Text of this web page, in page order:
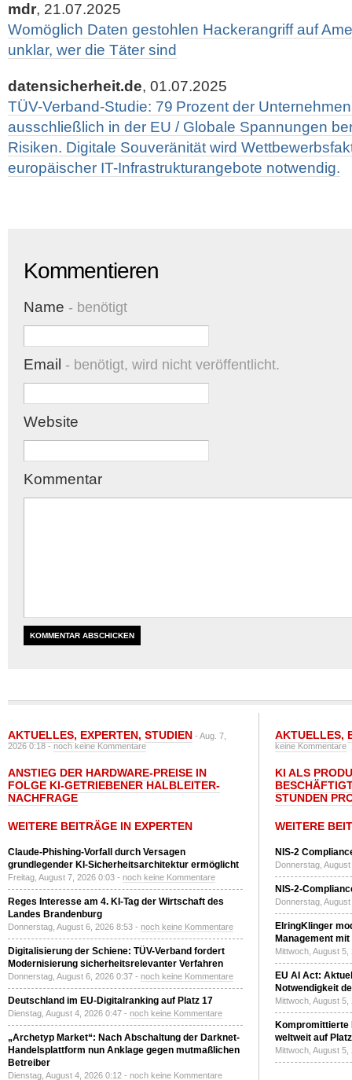
mdr, 21.07.2025
Womöglich Daten gestohlen Hackerangriff auf
unklar, wer die Täter sind
datensicherheit.de, 01.07.2025
TÜV-Verband-Studie: 79 Prozent der
ausschließlich in der EU / Globale Spannungen
Risiken. Digitale Souveränität wird
europäischer IT-Infrastrukturangebote notwendig.
Kommentieren
Name - benötigt
Email - benötigt, wird nicht veröffentlicht.
Website
Kommentar
AKTUELLES, EXPERTEN, STUDIEN - Aug. 7,
2026 0:18 -noch keine Kommentare
ANSTIEG DER HARDWARE-PREISE IN
FOLGE KI-GETRIEBENER HALBLEITER-
NACHFRAGE
WEITERE BEITRÄGE IN EXPERTEN
Claude-Phishing-Vorfall durch Versagen
grundlegender KI-Sicherheitsarchitektur ermöglicht
Freitag, August 7, 2026 0:03 - noch keine Kommentare
Reges Interesse am 4. KI-Tag der Wirtschaft des
Landes Brandenburg
Donnerstag, August 6, 2026 8:53 - noch keine Kommentare
Digitalisierung der Schiene: TÜV-Verband fordert
Modernisierung sicherheitsrelevanter Verfahren
Donnerstag, August 6, 2026 0:37 - noch keine Kommentare
Deutschland im EU-Digitalranking auf Platz 17
Dienstag, August 4, 2026 0:47 - noch keine Kommentare
„Archetyp Market“: Nach Abschaltung der Darknet-
Handelsplattform nun Anklage gegen mutmaßlichen
Betreiber
Dienstag, August 4, 2026 0:12 - noch keine Kommentare
AKTUELLES,
keine Kommentare
KI ALS
STUNDEN
WEITERE
NIS-2
Donnerstag,
NIS-2-
Donnerstag,
ElringKlinger
Management
Mittwoch, August
EU AI Act:
Notwendigkeit
Mittwoch, August
Kompromittierte
weltweit auf
Mittwoch, August